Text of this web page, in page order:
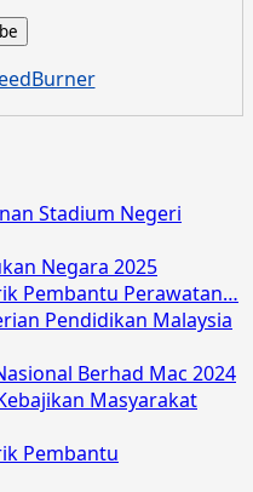
Stadium Negeri
Negara 2025
Pembantu Perawatan…
Pendidikan Malaysia
Berhad Mac 2024
Masyarakat
Pembantu